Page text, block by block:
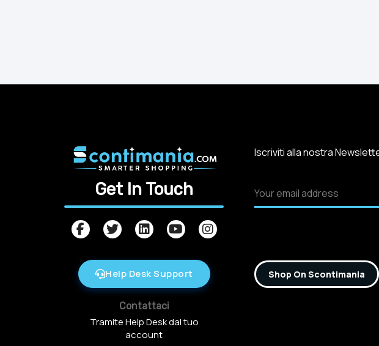
Get In Touch
Help Desk Support
Contattaci
Tramite Help Desk dal tuo
account
Iscriviti alla nostra
Shop On Scontimania